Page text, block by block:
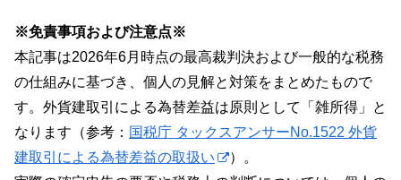
※免責事項および注意点※
本記事は2026年6月時点の最高裁判決および一般的な税務
の仕組みに基づき、個人の見解と対策をまとめたもので
す。外貨建取引による為替差益は原則として「雑所得」と
なります（参考： 国税庁 タックスアンサーNo.1522 外貨
建取引による為替差益の取扱い
）。